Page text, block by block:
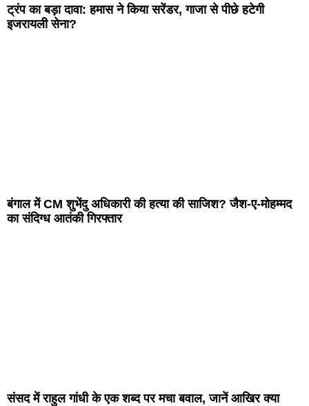
ट्रंप का बड़ा दावा: हमास ने किया सरेंडर, गाजा से पीछे हटेगी
इजरायली सेना?
बंगाल में CM शुभेंदु अधिकारी की हत्या की साजिश? जैश-ए-मोहम्मद
का संदिग्ध आतंकी गिरफ्तार
संसद में राहुल गांधी के एक शब्द पर मचा बवाल, जानें आखिर क्या